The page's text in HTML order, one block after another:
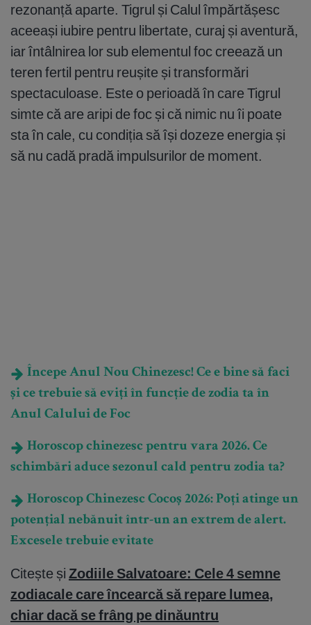
rezonanță aparte. Tigrul și Calul împărtășesc
aceeași iubire pentru libertate, curaj și aventură,
iar întâlnirea lor sub elementul foc creează un
teren fertil pentru reușite și transformări
spectaculoase. Este o perioadă în care Tigrul
simte că are aripi de foc și că nimic nu îi poate
sta în cale, cu condiția să își dozeze energia și
să nu cadă pradă impulsurilor de moment.
Începe Anul Nou Chinezesc! Ce e bine să faci
și ce trebuie să eviți în funcție de zodia ta în
Anul Calului de Foc
Horoscop chinezesc pentru vara 2026. Ce
schimbări aduce sezonul cald pentru zodia ta?
Horoscop Chinezesc Cocoș 2026: Poți atinge un
potențial nebănuit într-un an extrem de alert.
Excesele trebuie evitate
Citește și Zodiile Salvatoare: Cele 4 semne
zodiacale care încearcă să repare lumea,
chiar dacă se frâng pe dinăuntru